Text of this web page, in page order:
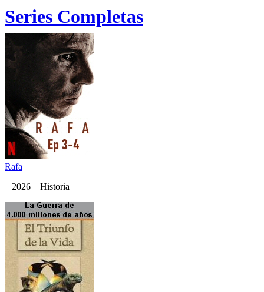
Series Completas
Rafa
2026 Historia